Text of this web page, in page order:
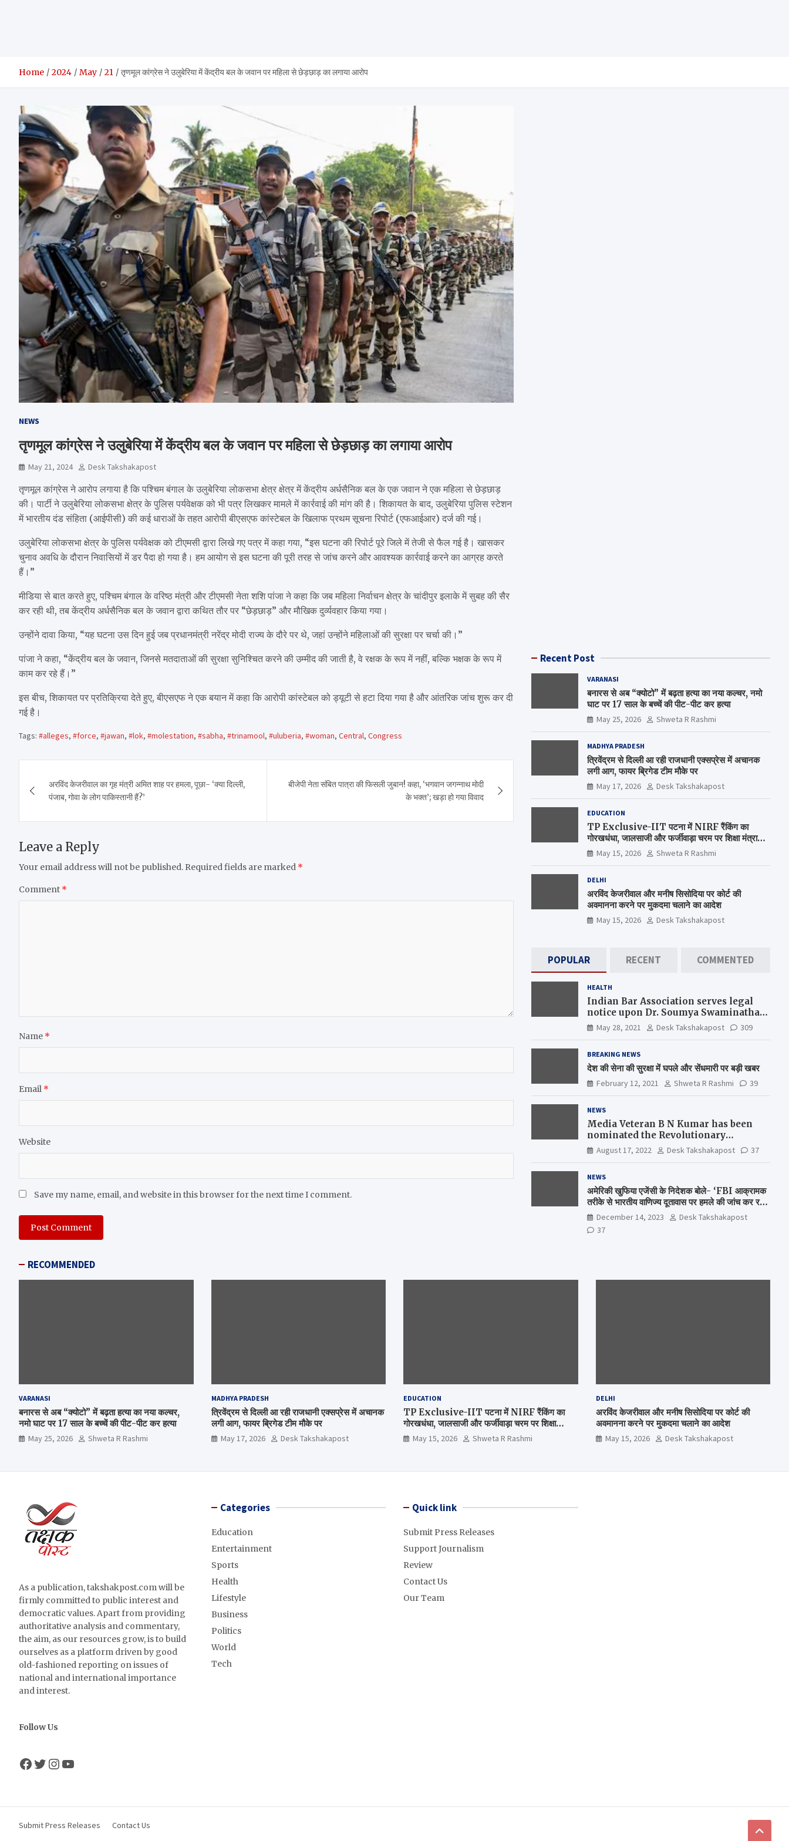
Home 2024 May 21 तृणमूल कांग्रेस ने उलुबेरिया में केंद्रीय बल के जवान पर महिला से छेड़छाड़ का लगाया आरोप
NEWS
तृणमूल कांग्रेस ने उलुबेरिया में केंद्रीय बल के जवान पर महिला से छेड़छाड़ का लगाया आरोप
May 21, 2024 Desk Takshakapost
तृणमूल कांग्रेस ने आरोप लगाया है कि पश्चिम बंगाल के उलुबेरिया लोकसभा क्षेत्र क्षेत्र में केंद्रीय अर्धसैनिक बल के एक जवान ने एक महिला से छेड़छाड़
की। पार्टी ने उलुबेरिया लोकसभा क्षेत्र के पुलिस पर्यवेक्षक को भी पत्र लिखकर मामले में कार्रवाई की मांग की है। शिकायत के बाद, उलुबेरिया पुलिस स्टेशन
में भारतीय दंड संहिता (आईपीसी) की कई धाराओं के तहत आरोपी बीएसएफ कांस्टेबल के खिलाफ प्रथम सूचना रिपोर्ट (एफआईआर) दर्ज की गई।
उलुबेरिया लोकसभा क्षेत्र के पुलिस पर्यवेक्षक को टीएमसी द्वारा लिखे गए पत्र में कहा गया, “इस घटना की रिपोर्ट पूरे जिले में तेजी से फैल गई है। खासकर
चुनाव अवधि के दौरान निवासियों में डर पैदा हो गया है। हम आयोग से इस घटना की पूरी तरह से जांच करने और आवश्यक कार्रवाई करने का आग्रह करते
हैं।”
मीडिया से बात करते हुए, पश्चिम बंगाल के वरिष्ठ मंत्री और टीएमसी नेता शशि पांजा ने कहा कि जब महिला निर्वाचन क्षेत्र के चांदीपुर इलाके में सुबह की सैर
कर रही थी, तब केंद्रीय अर्धसैनिक बल के जवान द्वारा कथित तौर पर “छेड़छाड़” और मौखिक दुर्व्यवहार किया गया।
उन्होंने दावा किया, “यह घटना उस दिन हुई जब प्रधानमंत्री नरेंद्र मोदी राज्य के दौरे पर थे, जहां उन्होंने महिलाओं की सुरक्षा पर चर्चा की।”
पांजा ने कहा, “केंद्रीय बल के जवान, जिनसे मतदाताओं की सुरक्षा सुनिश्चित करने की उम्मीद की जाती है, वे रक्षक के रूप में नहीं, बल्कि भक्षक के रूप में
काम कर रहे हैं।”
इस बीच, शिकायत पर प्रतिक्रिया देते हुए, बीएसएफ ने एक बयान में कहा कि आरोपी कांस्टेबल को ड्यूटी से हटा दिया गया है और आंतरिक जांच शुरू कर दी
गई है।
Tags: #alleges, #force, #jawan, #lok, #molestation, #sabha, #trinamool, #uluberia, #woman, Central, Congress
navigation
अरविंद केजरीवाल का गृह मंत्री अमित शाह पर हमला, पूछा- ‘क्या दिल्ली,
पंजाब, गोवा के लोग पाकिस्तानी हैं?’
बीजेपी नेता संबित पात्रा की फिसली जुबान! कहा, ‘भगवान जगन्नाथ मोदी
के भक्त’; खड़ा हो गया विवाद
Leave a Reply
Your email address will not be published. Required fields are marked *
Comment *
Name *
Email *
Website
Save my name, email, and website in this browser for the next time I comment.
Recent Post
VARANASI
बनारस से अब “क्योटो” में बढ़ता हत्या का नया कल्चर, नमो
घाट पर 17 साल के बच्चें की पीट-पीट कर हत्या
May 25, 2026 Shweta R Rashmi
MADHYA PRADESH
त्रिवेंद्रम से दिल्ली आ रही राजधानी एक्सप्रेस में अचानक
लगी आग, फायर ब्रिगेड टीम मौके पर
May 17, 2026 Desk Takshakapost
EDUCATION
TP Exclusive-IIT पटना में NIRF रैंकिंग का
गोरखधंधा, जालसाजी और फर्जीवाड़ा चरम पर शिक्षा मंत्रालय
कब जागेगा ?
May 15, 2026 Shweta R Rashmi
DELHI
अरविंद केजरीवाल और मनीष सिसोदिया पर कोर्ट की
अवमानना करने पर मुकदमा चलाने का आदेश
May 15, 2026 Desk Takshakapost
POPULAR RECENT COMMENTED
HEALTH
Indian Bar Association serves legal
notice upon Dr. Soumya Swaminathan,
the Chief Scientist, WHO
May 28, 2021 Desk Takshakapost 309
BREAKING NEWS
देश की सेना की सुरक्षा में घपले और सेंधमारी पर बड़ी खबर
February 12, 2021 Shweta R Rashmi 39
NEWS
Media Veteran B N Kumar has been
nominated the Revolutionary
Comrade Shiv Varma Media Award
2022-23
August 17, 2022 Desk Takshakapost 37
NEWS
अमेरिकी खुफिया एजेंसी के निदेशक बोले- ‘FBI आक्रामक
तरीके से भारतीय वाणिज्य दूतावास पर हमले की जांच कर रही
है’ December 14, 2023
Desk Takshakapost
37
RECOMMENDED
VARANASI
बनारस से अब “क्योटो” में बढ़ता हत्या का नया कल्चर,
नमो घाट पर 17 साल के बच्चें की पीट-पीट कर हत्या
May 25, 2026 Shweta R Rashmi
MADHYA PRADESH
त्रिवेंद्रम से दिल्ली आ रही राजधानी एक्सप्रेस में अचानक
लगी आग, फायर ब्रिगेड टीम मौके पर
May 17, 2026 Desk Takshakapost
EDUCATION
TP Exclusive-IIT पटना में NIRF रैंकिंग का
गोरखधंधा, जालसाजी और फर्जीवाड़ा चरम पर शिक्षा
मंत्रालय कब जागेगा ?
May 15, 2026 Shweta R Rashmi
DELHI
अरविंद केजरीवाल और मनीष सिसोदिया पर कोर्ट की
अवमानना करने पर मुकदमा चलाने का आदेश
May 15, 2026 Desk Takshakapost
As a publication, takshakpost.com will be
firmly committed to public interest and
democratic values. Apart from providing
authoritative analysis and commentary,
the aim, as our resources grow, is to build
ourselves as a platform driven by good
old-fashioned reporting on issues of
national and international importance
and interest.
Follow Us
Facebook
Twitter
Instagram
YouTube
Categories
Education
Entertainment
Sports
Health
Lifestyle
Business
Politics
World
Tech
Quick link
Submit Press Releases
Support Journalism
Review
Contact Us
Our Team
Submit Press Releases Contact Us